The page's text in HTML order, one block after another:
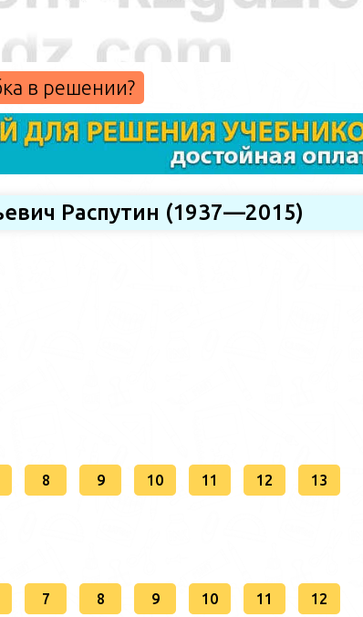
в решении?
Распутин (1937—2015)
8 9 10 11 12 13
7 8 9 10 11 12